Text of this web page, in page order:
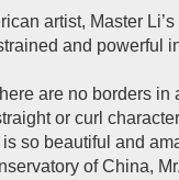
artist, Master
and powerful
are no borders in
or curl
so beautiful and
of China,